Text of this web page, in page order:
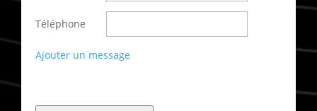
Téléphone
Ajouter un message